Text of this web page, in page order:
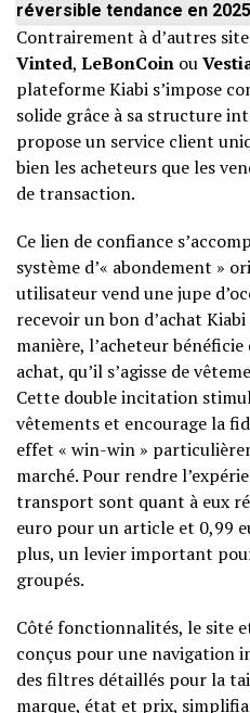
réversible tendance en 2025
Contrairement à d’autres
Vinted, LeBonCoin ou
plateforme Kiabi s’impose
solide grâce à sa structure
propose un service client
bien les acheteurs que les
de transaction.
Ce lien de confiance
système d’« abondement »
utilisateur vend une jupe
recevoir un bon d’achat
manière, l’acheteur
achat, qu’il s’agisse de
Cette double incitation
vêtements et encourage la
effet « win-win »
marché. Pour rendre
transport sont quant à eux
euro pour un article et 0,99
plus, un levier important
groupés.
Côté fonctionnalités, le site
conçus pour une navigation
des filtres détaillés pour la
marque, état et prix,